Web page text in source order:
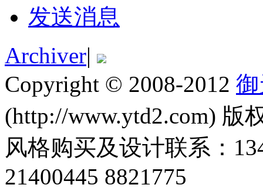
发送消息
Archiver|
Copyright © 2008-2012
(http://www.ytd2.com) 版
风格购买及设计联系：
21400445 8821775